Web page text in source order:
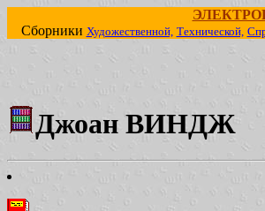
Сборники Художественной, Технической,
Джоан ВИНДЖ